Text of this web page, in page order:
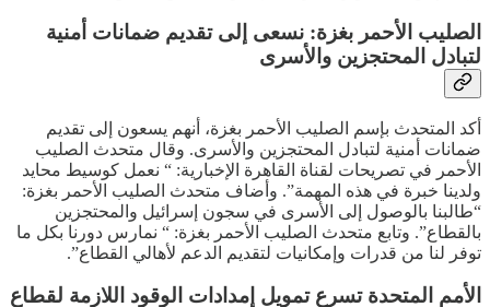
الصليب الأحمر بغزة: نسعى إلى تقديم ضمانات أمنية
لتبادل المحتجزين والأسرى
أكد المتحدث بإسم الصليب الأحمر بغزة، أنهم يسعون إلى تقديم
ضمانات أمنية لتبادل المحتجزين والأسرى. وقال متحدث الصليب
الأحمر في تصريحات لقناة القاهرة الإخبارية: “ نعمل كوسيط محايد
ولدينا خبرة في هذه المهمة”. وأضاف متحدث الصليب الأحمر بغزة:
“طالبنا بالوصول إلى الأسرى في سجون إسرائيل والمحتجزين
بالقطاع”. وتابع متحدث الصليب الأحمر بغزة: “ نمارس دورنا بكل ما
توفر لنا من قدرات وإمكانيات لتقديم الدعم لأهالي القطاع”.
الأمم المتحدة تسرع تمويل إمدادات الوقود اللازمة لقطاع